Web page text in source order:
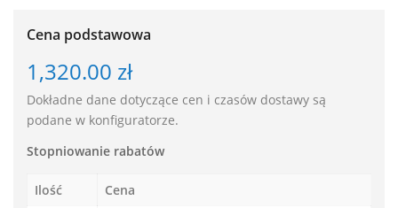
Cena podstawowa
1,320.00 zł
Dokładne dane dotyczące cen i czasów dostawy są
podane w konfiguratorze.
Stopniowanie rabatów
Ilość
Cena